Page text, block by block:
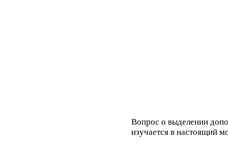
Вопрос о выделении
изучается в настоящий